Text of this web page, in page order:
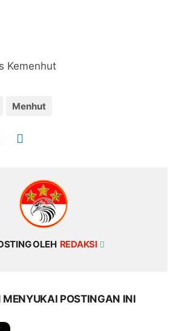
Kemenhut
Menhut
OLEH REDAKSI
POSTINGAN INI